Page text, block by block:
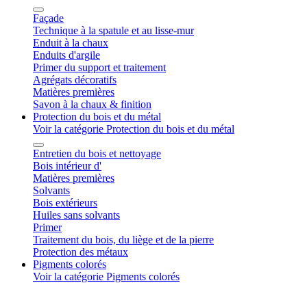
Façade
Technique à la spatule et au lisse-mur
Enduit à la chaux
Enduits d'argile
Primer du support et traitement
Agrégats décoratifs
Matières premières
Savon à la chaux & finition
Protection du bois et du métal
Voir la catégorie Protection du bois et du métal
Entretien du bois et nettoyage
Bois intérieur d'
Matières premières
Solvants
Bois extérieurs
Huiles sans solvants
Primer
Traitement du bois, du liège et de la pierre
Protection des métaux
Pigments colorés
Voir la catégorie Pigments colorés